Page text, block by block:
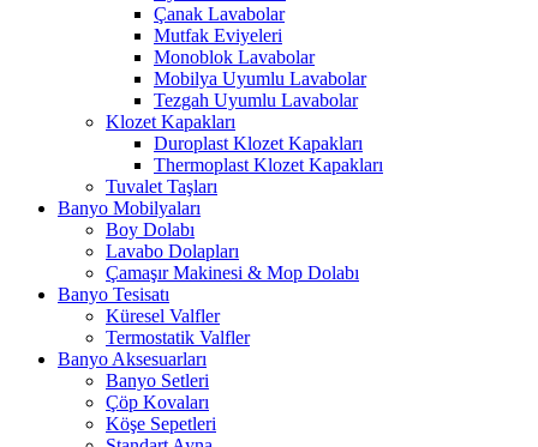
Çanak Lavabolar
Mutfak Eviyeleri
Monoblok Lavabolar
Mobilya Uyumlu Lavabolar
Tezgah Uyumlu Lavabolar
Klozet Kapakları
Duroplast Klozet Kapakları
Thermoplast Klozet Kapakları
Tuvalet Taşları
Banyo Mobilyaları
Boy Dolabı
Lavabo Dolapları
Çamaşır Makinesi & Mop Dolabı
Banyo Tesisatı
Küresel Valfler
Termostatik Valfler
Banyo Aksesuarları
Banyo Setleri
Çöp Kovaları
Köşe Sepetleri